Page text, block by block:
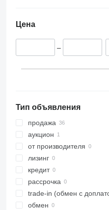
Бельгия
Цена
–
Тип объявления
продажа
аукцион
от производителя
лизинг
кредит
рассрочка
trade-in (обмен с
обмен